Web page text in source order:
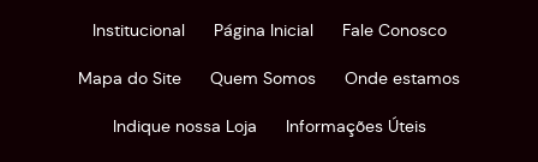
Institucional Página Inicial Fale Conosco
Mapa do Site Quem Somos Onde estamos
Indique nossa Loja Informações Úteis